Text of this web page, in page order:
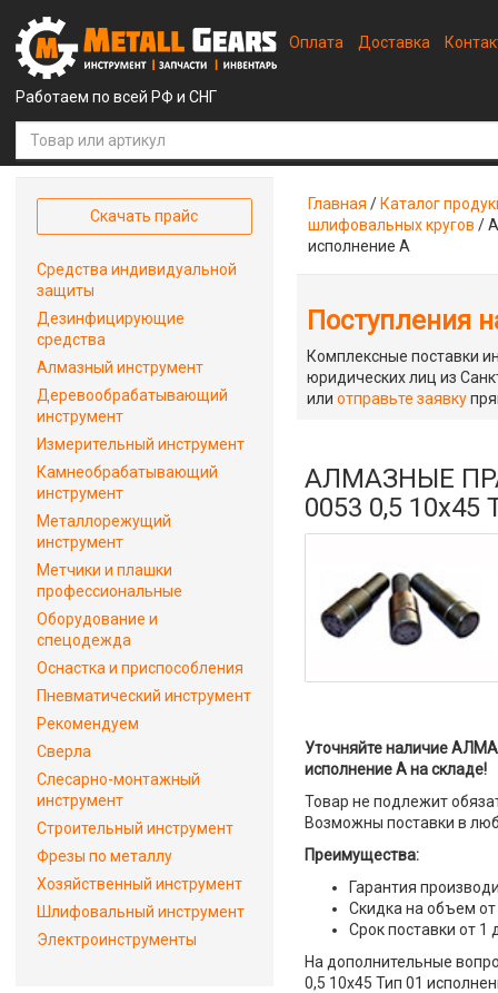
Работаем по всей РФ и СНГ
Оплата Доставка
Главная / Каталог
шлифовальных кругов /
исполнение А
Поступления
Комплексные поставки
юридических лиц из
илиотправьте заявку
АЛМАЗНЫЕ
0053 0,5 10х45
Уточняйте наличие
исполнение А на складе!
Товар не подлежит
Возможны поставки в
Преимущества:
Гарантия
Скидка на объем от
Срок поставки от 1
На дополнительные
0,5 10х45 Тип 01
Скачать прайс
Средства индивидуальной
защиты
Дезинфицирующие
средства
Алмазный инструмент
Деревообрабатывающий
инструмент
Измерительный инструмент
Камнеобрабатывающий
инструмент
Металлорежущий
инструмент
Метчики и плашки
профессиональные
Оборудование и
спецодежда
Оснастка и приспособления
Пневматический инструмент
Рекомендуем
Сверла
Слесарно-монтажный
инструмент
Строительный инструмент
Фрезы по металлу
Хозяйственный инструмент
Шлифовальный инструмент
Электроинструменты